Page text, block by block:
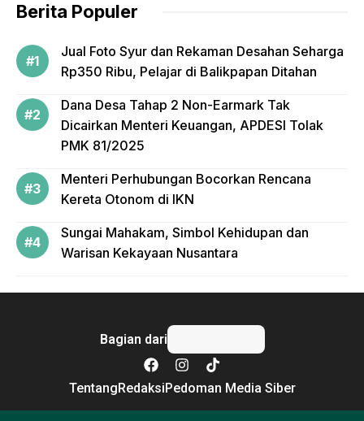
Berita Populer
Jual Foto Syur dan Rekaman Desahan Seharga
Rp350 Ribu, Pelajar di Balikpapan Ditahan
Dana Desa Tahap 2 Non-Earmark Tak
Dicairkan Menteri Keuangan, APDESI Tolak
PMK 81/2025
Menteri Perhubungan Bocorkan Rencana
Kereta Otonom di IKN
Sungai Mahakam, Simbol Kehidupan dan
Warisan Kekayaan Nusantara
Bagian dari
TentangRedaksiPedoman Media Siber